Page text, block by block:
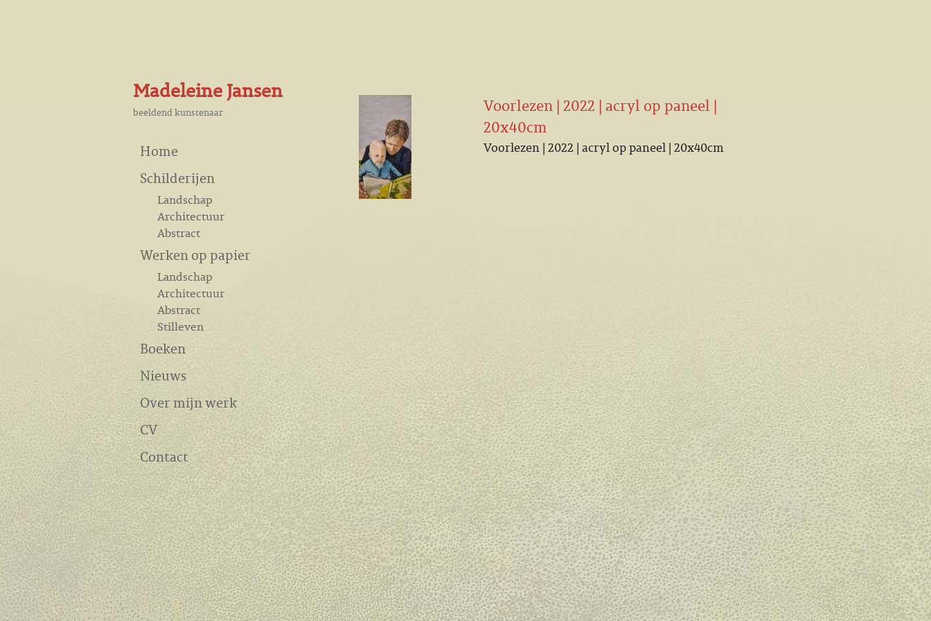
Voorlezen | 2022 | acryl op paneel |
20x40cm
Voorlezen | 2022 | acryl op paneel | 20x40cm
Madeleine Jansen
beeldend kunstenaar
Home
Schilderijen
Landschap
Architectuur
Abstract
Werken op papier
Landschap
Architectuur
Abstract
Stilleven
Boeken
Nieuws
Over mijn werk
CV
Contact